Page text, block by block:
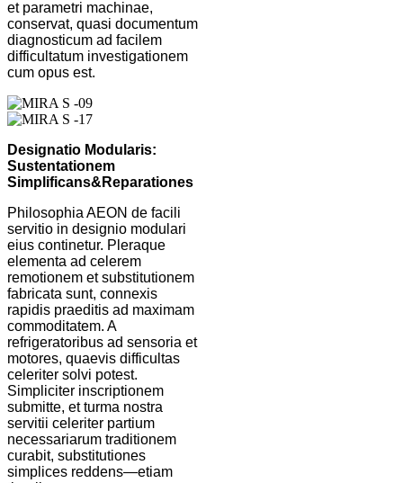
et parametri machinae,
conservat, quasi documentum
diagnosticum ad facilem
difficultatum investigationem
cum opus est.
Designatio Modularis:
Sustentationem
Simplificans& Reparationes
Philosophia AEON de facili
servitio in designio modulari
eius continetur. Pleraque
elementa ad celerem
remotionem et substitutionem
fabricata sunt, connexis
rapidis praeditis ad maximam
commoditatem. A
refrigeratoribus ad sensoria et
motores, quaevis difficultas
celeriter solvi potest.
Simpliciter inscriptionem
submitte, et turma nostra
servitii celeriter partium
necessariarum traditionem
curabit, substitutiones
simplices reddens—etiam